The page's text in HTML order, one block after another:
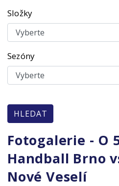
Složky
Sezóny
HLEDAT
Fotogalerie - O
Handball Brno
Nové Veselí